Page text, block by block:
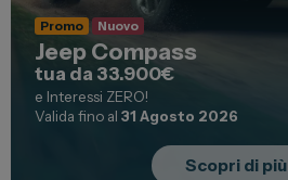
Promo Nuovo
Jeep Compass
tua da 33.900€
e Interessi ZERO!
Valida fino al31 Agosto 2026
Scopri di più